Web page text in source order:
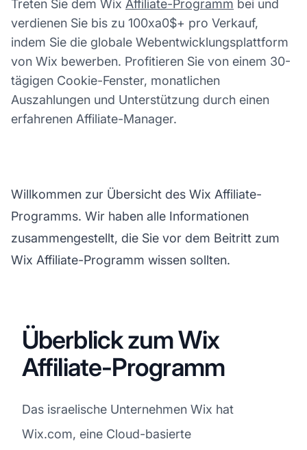
Treten Sie dem Wix Affiliate-Programm bei und
verdienen Sie bis zu 100xa0$+ pro Verkauf,
indem Sie die globale Webentwicklungsplattform
von Wix bewerben. Profitieren Sie von einem 30-
tägigen Cookie-Fenster, monatlichen
Auszahlungen und Unterstützung durch einen
erfahrenen Affiliate-Manager.
Willkommen zur Übersicht des Wix Affiliate-
Programms. Wir haben alle Informationen
zusammengestellt, die Sie vor dem Beitritt zum
Wix Affiliate-Programm wissen sollten.
Überblick zum Wix
Affiliate-Programm
Das israelische Unternehmen Wix hat
Wix.com, eine Cloud-basierte